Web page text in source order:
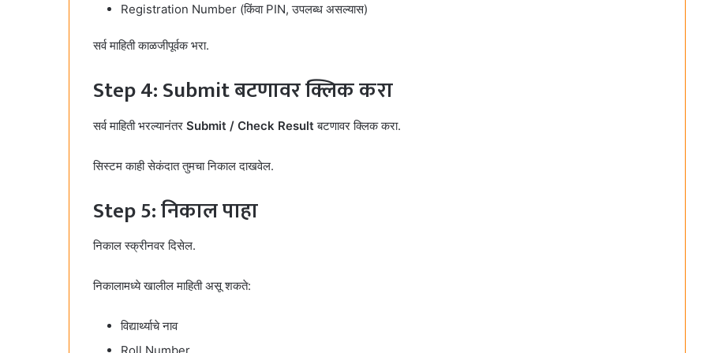
Registration Number (किंवा PIN, उपलब्ध असल्यास)
सर्व माहिती काळजीपूर्वक भरा.
Step 4: Submit बटणावर क्लिक करा
सर्व माहिती भरल्यानंतर Submit / Check Resultबटणावर क्लिक करा.
सिस्टम काही सेकंदात तुमचा निकाल दाखवेल.
Step 5: निकाल पाहा
निकाल स्क्रीनवर दिसेल.
निकालामध्ये खालील माहिती असू शकते:
विद्यार्थ्याचे नाव